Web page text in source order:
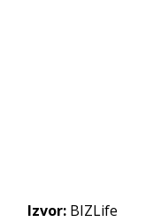
Izvor: BIZLife